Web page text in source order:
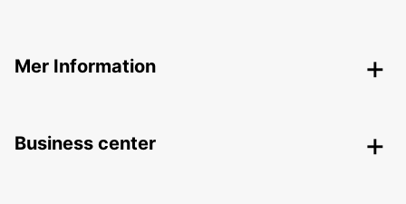
Mer Information
Business center